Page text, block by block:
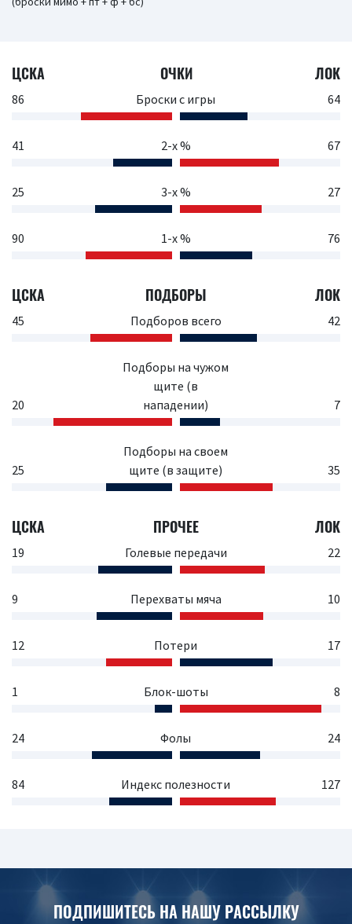
ЦСКА ОЧКИ ЛОК
86 Броски с игры 64
41 2-х % 67
25 3-х % 27
90 1-х % 76
ЦСКА ПОДБОРЫ ЛОК
45 Подборов всего 42
20
Подборы на чужом
щите (в
нападении)
7
25
Подборы на своем
щите (в защите)
35
ЦСКА ПРОЧЕЕ ЛОК
19 Голевые передачи 22
9 Перехваты мяча 10
12 Потери 17
1 Блок-шоты 8
24 Фолы 24
84 Индекс полезности 127
ПОДПИШИТЕСЬ НА НАШУ РАССЫЛКУ